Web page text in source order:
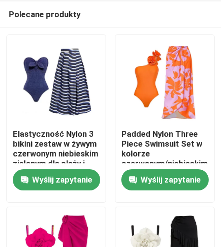
Produkty
Filmy
O nas
Polecane produkty
Elastyczność Nylon 3
bikini zestaw w żywym
czerwonym niebieskim
zielonym dla plaży i
basenu
Wyślij zapytanie
Padded Nylon Three
Piece Swimsuit Set w
kolorze
czerwonym/niebieskim/
do basenu na plaży
Wyślij zapytanie